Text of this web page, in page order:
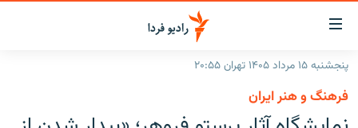
لینک‌های
قابلیت
دسترسی
بازگشت
بازگشت
صفحه اصلی
ایران
پنجشنبه ۱۵ مرداد ۱۴۰۵ تهران ۲۰:۵۵
فرهنگ و هنر ایران